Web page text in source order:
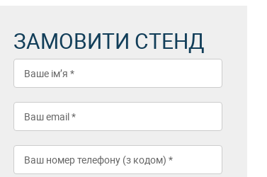
ЗАМОВИТИ СТЕНД